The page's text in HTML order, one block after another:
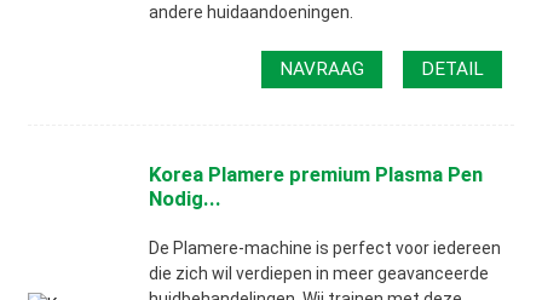
andere huidaandoeningen.
NAVRAAG DETAIL
Korea Plamere premium Plasma Pen
Nodig...
De Plamere-machine is perfect voor iedereen
die zich wil verdiepen in meer geavanceerde